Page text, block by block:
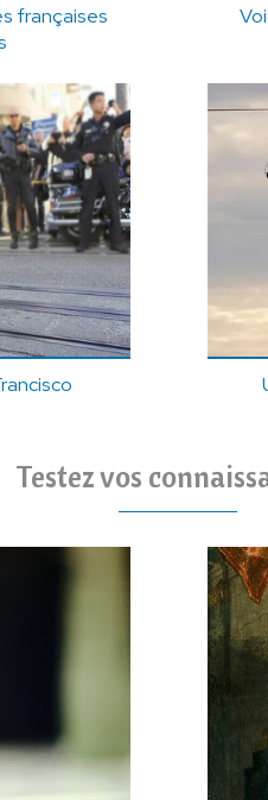
françaises
Testez vos